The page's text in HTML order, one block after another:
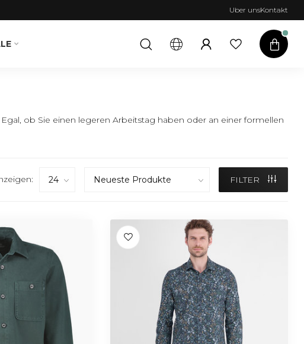
Uber unsKontakt
ob Sie einen legeren Arbeitstag haben oder an einer formellen
FILTER